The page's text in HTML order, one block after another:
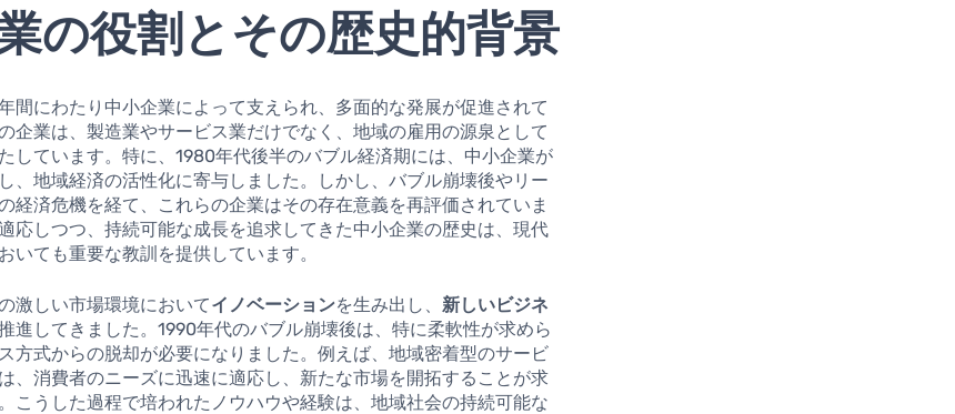
の役割とその歴史的背景
間にわたり中小企業によって支えられ、多面的な発展が促進されて
企業は、製造業やサービス業だけでなく、地域の雇用の源泉として
しています。特に、1980年代後半のバブル経済期には、中小企業が
、地域経済の活性化に寄与しました。しかし、バブル崩壊後やリー
経済危機を経て、これらの企業はその存在意義を再評価されていま
応しつつ、持続可能な成長を追求してきた中小企業の歴史は、現代
いても重要な教訓を提供しています。
激しい市場環境においてイノベーションを生み出し、 新しいビジネ
進してきました。1990年代のバブル崩壊後は、特に柔軟性が求めら
方式からの脱却が必要になりました。例えば、地域密着型のサービ
、消費者のニーズに迅速に適応し、新たな市場を開拓することが求
こうした過程で培われたノウハウや経験は、地域社会の持続可能な